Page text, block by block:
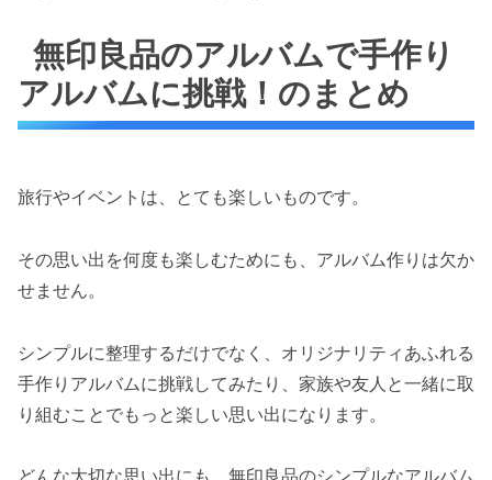
無印良品のアルバムで手作り
アルバムに挑戦！のまとめ
旅行やイベントは、とても楽しいものです。
その思い出を何度も楽しむためにも、アルバム作りは欠か
せません。
シンプルに整理するだけでなく、オリジナリティあふれる
手作りアルバムに挑戦してみたり、家族や友人と一緒に取
り組むことでもっと楽しい思い出になります。